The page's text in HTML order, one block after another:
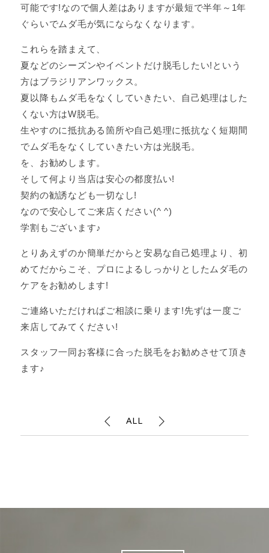
可能です!なので個人差はありますが最短で半年～1年
ぐらいでムダ毛が気にならなくなります。
これらを踏まえて、
夏などのシーズンやイベントだけ脱毛したい!という
方はブラジリアンワックス。
夏以降もムダ毛をなくしていきたい、自己処理はした
くない方はW脱毛。
生やすのに抵抗ある箇所や自己処理に抵抗なく短期間
でムダ毛をなくしていきたい方は光脱毛。
を、お勧めします。
そして何より当店は安心の都度払い!
契約の勧誘なども一切なし!
なので安心してご来店ください(^ ^)
学割もございます♪
とりあえずのか簡単だからと安易な自己処理より、初
めてだからこそ、プロによるしっかりとしたムダ毛の
ケアをお勧めします!
ご連絡いただければご相談に乗ります!先ずは一度ご
来店してみてください!
スタッフ一同お客様に合った脱毛をお勧めさせて頂き
ます♪
ALL